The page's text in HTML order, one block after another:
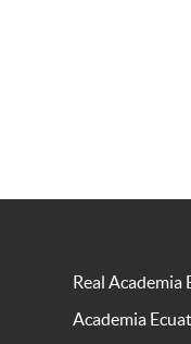
Real Academia
Academia